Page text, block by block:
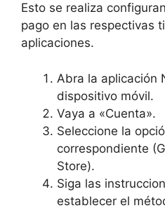
Esto se realiza
pago en las respectivas
aplicaciones.
Abra la aplicación
dispositivo móvil.
Vaya a «Cuenta».
Seleccione la
correspondiente
Store).
Siga las
establecer el